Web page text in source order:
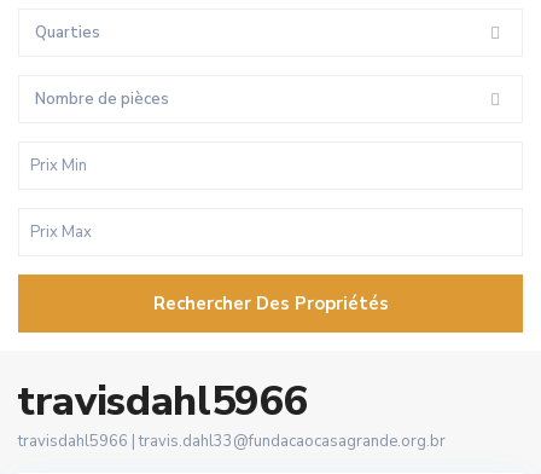
Quarties
Nombre de pièces
Rechercher Des Propriétés
travisdahl5966
travisdahl5966 |travis.dahl33@fundacaocasagrande.org.br